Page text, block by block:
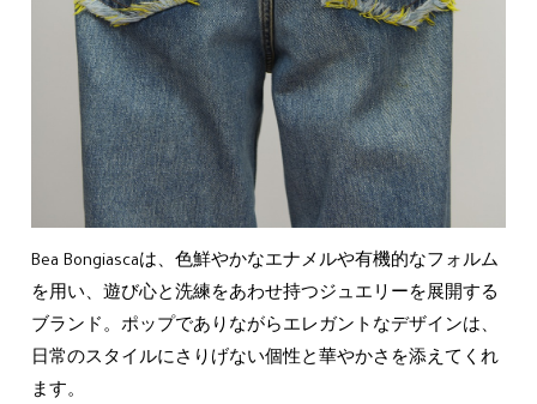
Bea Bongiascaは、色鮮やかなエナメルや有機的なフォルム
を用い、遊び心と洗練をあわせ持つジュエリーを展開する
ブランド。ポップでありながらエレガントなデザインは、
日常のスタイルにさりげない個性と華やかさを添えてくれ
ます。